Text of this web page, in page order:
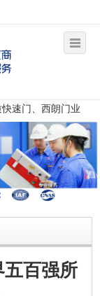
速门、西朗门业
五百强所